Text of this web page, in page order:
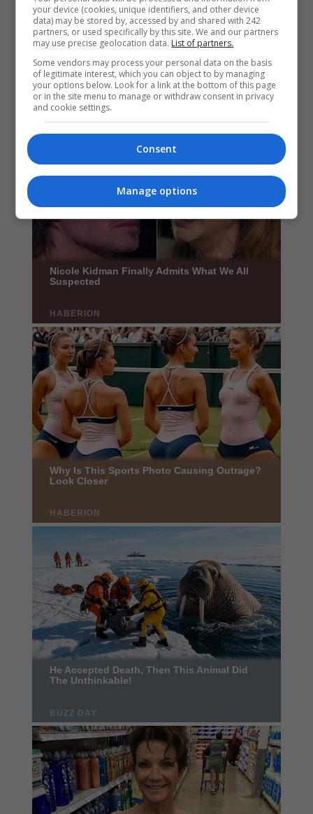
your device (cookies, unique identifiers, and other device
data) may be stored by, accessed by and shared with 242
partners, or used specifically by this site. We and our partners
may use precise geolocation data. List of partners.
Some vendors may process your personal data on the basis
of legitimate interest, which you can object to by managing
your options below. Look for a link at the bottom of this page
or in the site menu to manage or withdraw consent in privacy
and cookie settings.
Consent
Manage options